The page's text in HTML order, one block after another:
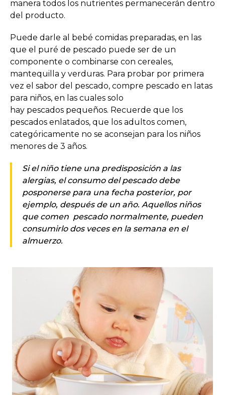
manera todos los nutrientes permanecerán dentro
del producto.
Puede darle al bebé comidas preparadas, en las
que el puré de pescado puede ser de un
componente o combinarse con cereales,
mantequilla y verduras. Para probar por primera
vez el sabor del pescado, compre pescado en latas
para niños, en las cuales solo
hay pescados pequeños. Recuerde que los
pescados enlatados, que los adultos comen,
categóricamente no se aconsejan para los niños
menores de 3 años.
Si el niño tiene una predisposición a las
alergias, el consumo del pescado debe
posponerse para una fecha posterior, por
ejemplo, después de un año. Aquellos niños
que comen pescado normalmente, pueden
consumirlo dos veces en la semana en el
almuerzo.